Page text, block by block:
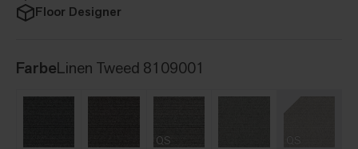
Floor Designer
FarbeLinen Tweed 8109001
QS QS